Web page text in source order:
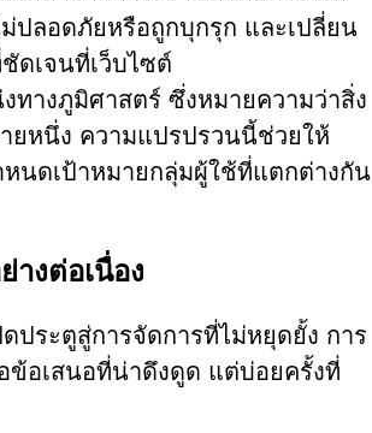
ปลอดภัยหรือถูกบุกรุก และเปลี่ยน
ดเจนที่เว็บไซต์
ทางภูมิศาสตร์ ซึ่งหมายความว่าสิ่ง
ยหนึ่ง ความแปรปรวนนี้ช่วยให้
หนดเป้าหมายกลุ่มผู้ใช้ที่แตกต่างกัน
างต่อเนื่อง
ประตูสู่การจัดการที่ไม่หยุดยั้ง การ
ข้อเสนอที่น่าดึงดูด แต่บ่อยครั้งที่